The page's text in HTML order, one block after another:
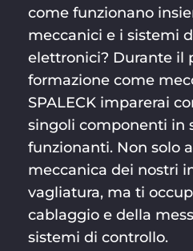
come funzionano
meccanici e i sistemi
elettronici? Durante il
formazione come
SPALECK imparerai
singoli componenti in
funzionanti. Non solo
meccanica dei nostri
vagliatura, ma ti
cablaggio e della
sistemi di controllo.